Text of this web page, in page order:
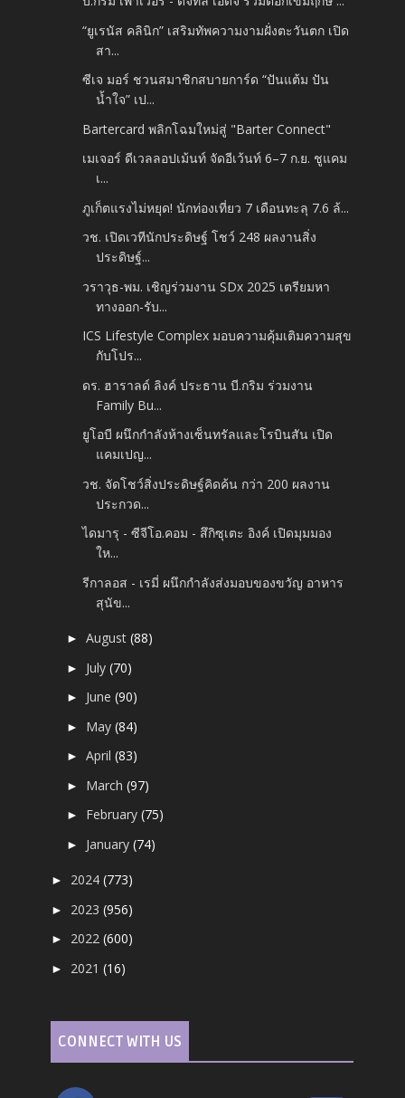
“ยูเรนัส คลินิก” เสริมทัพความงามฝั่งตะวันตก เปิด
สา...
ซีเจ มอร์ ชวนสมาชิกสบายการ์ด “ปันแต้ม ปัน
น้ำใจ” เป...
Bartercard พลิกโฉมใหม่สู่ "Barter Connect"
เมเจอร์ ดีเวลลอปเม้นท์ จัดอีเว้นท์ 6–7 ก.ย. ชูแคม
เ...
ภูเก็ตแรงไม่หยุด! นักท่องเที่ยว 7 เดือนทะลุ 7.6 ล้...
วช. เปิดเวทีนักประดิษฐ์ โชว์ 248 ผลงานสิ่ง
ประดิษฐ์...
วราวุธ-พม. เชิญร่วมงาน SDx 2025 เตรียมหา
ทางออก-รับ...
ICS Lifestyle Complex มอบความคุ้มเติมความสุข
กับโปร...
ดร. ฮาราลด์ ลิงค์ ประธาน บี.กริม ร่วมงาน
Family Bu...
ยูโอบี ผนึกกำลังห้างเซ็นทรัลและโรบินสัน เปิด
แคมเปญ...
วช. จัดโชว์สิ่งประดิษฐ์คิดค้น กว่า 200 ผลงาน
ประกวด...
ไดมารุ - ซีจีโอ.คอม - สึกิซุเตะ อิงค์ เปิดมุมมอง
ให...
รีกาลอส -​ เรมี่ ผนึกกำลังส่งมอบของขวัญ อาหาร
สุนัข...
►August(88)
► July(70)
► June(90)
► May(84)
►April(83)
► March(97)
► February(75)
► January(74)
► 2024(773)
► 2023(956)
► 2022(600)
► 2021(16)
CONNECT WITH US